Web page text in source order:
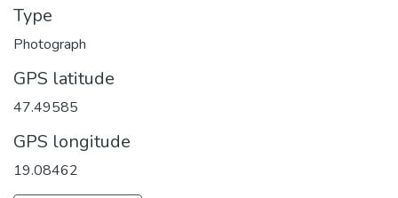
Type
Photograph
GPS latitude
47.49585
GPS longitude
19.08462